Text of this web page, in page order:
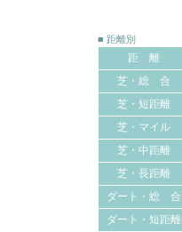
■ 距離別
距 離
芝・総 合
芝・短距離
芝・マイル
芝・中距離
芝・長距離
ダート・総 合
ダート・短距離